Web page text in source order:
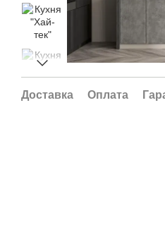
Доставка Оплата